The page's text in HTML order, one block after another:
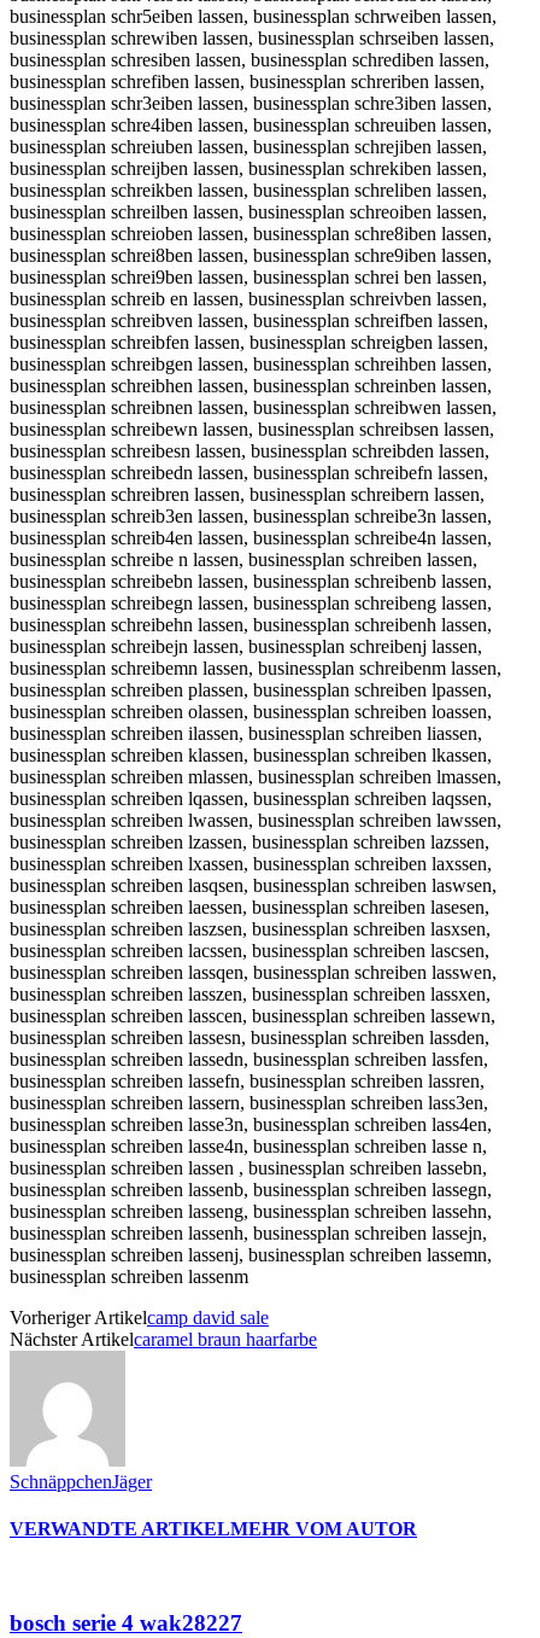
Vorheriger Artikelcamp david sale
Nächster Artikelcaramel braun haarfarbe
SchnäppchenJäger
VERWANDTE ARTIKELMEHR VOM AUTOR
bosch serie 4 wak28227